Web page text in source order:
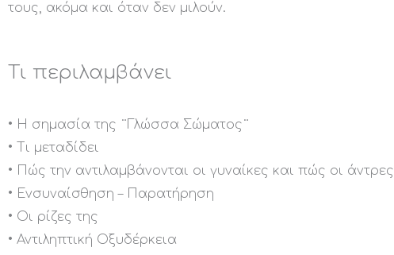
τους, ακόμα και όταν δεν μιλούν.
Τι περιλαμβάνει
• Η σημασία της ¨Γλώσσα Σώματος¨
• Τι μεταδίδει
• Πώς την αντιλαμβάνονται οι γυναίκες και πώς οι άντρες
• Ενσυναίσθηση – Παρατήρηση
• Οι ρίζες της
• Αντιληπτική Οξυδέρκεια